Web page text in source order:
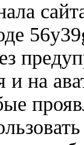
и на